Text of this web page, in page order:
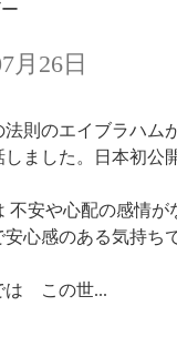
月26日
則のエイブラハム
ました。日本初公
不安や心配の感情が
安心感のある気持ち
は この世...